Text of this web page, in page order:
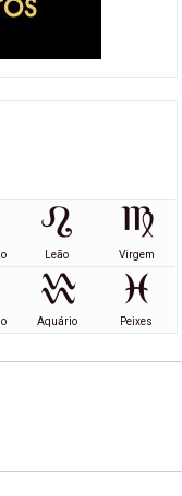
Leão Virgem
Aquário Peixes